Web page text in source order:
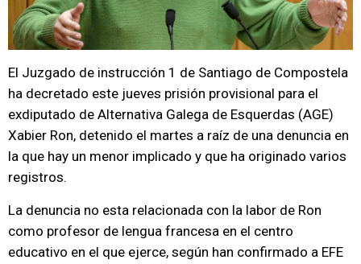
El Juzgado de instrucción 1 de Santiago de Compostela
ha decretado este jueves prisión provisional para el
exdiputado de Alternativa Galega de Esquerdas (AGE)
Xabier Ron, detenido el martes a raíz de una denuncia en
la que hay un menor implicado y que ha originado varios
registros.
La denuncia no esta relacionada con la labor de Ron
como profesor de lengua francesa en el centro
educativo en el que ejerce, según han confirmado a EFE